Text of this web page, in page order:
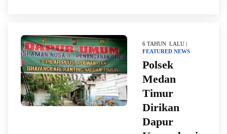
6 TAHUN LALU |
FEATURED NEWS
Polsek
Medan
Timur
Dirikan
Dapur